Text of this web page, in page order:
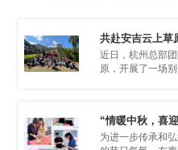
共赴安吉云上草
“情暖中秋，喜